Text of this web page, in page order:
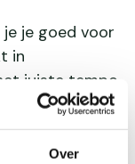
Over
je goed voor
in
juiste tempo,
slimme
volgende